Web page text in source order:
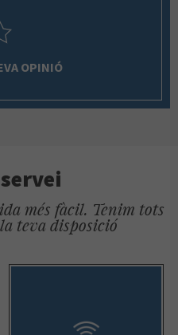
OPINIÓ
més fàcil. Tenim tots
teva disposició